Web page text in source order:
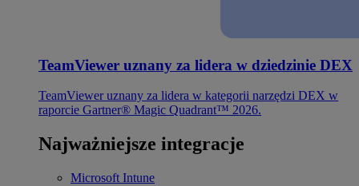
TeamViewer uznany za lidera w dziedzinie DEX
TeamViewer uznany za lidera w kategorii narzędzi DEX w
raporcie Gartner® Magic Quadrant™ 2026.
Najważniejsze integracje
Microsoft Intune